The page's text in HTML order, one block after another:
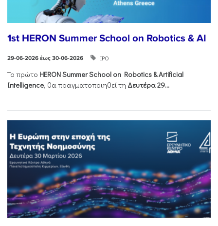
1st HERON Summer School on Robotics & AI
29-06-2026 έως 30-06-2026 ΙΡΟ
Το πρώτο HERONSummerSchool on Robotics &Artificial
Intelligence, θα πραγματοποιηθεί τη Δευτέρα 29...